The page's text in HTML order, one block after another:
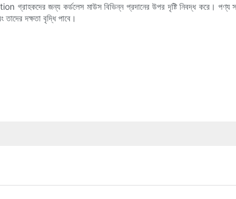
জন্য কর্ডলেস মাউস বিভিন্ন প্রদানের উপর দৃষ্টি নিবদ্ধ করে। পণ্য
দক্ষতা বৃদ্ধি পাবে।